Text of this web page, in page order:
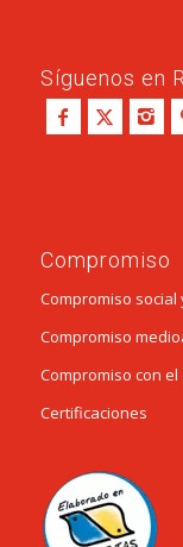
Síguenos en
Compromiso
Compromiso social
Compromiso
Compromiso con
Certificaciones